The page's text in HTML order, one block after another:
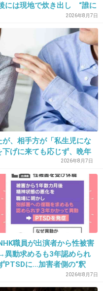
-12
+104 -4
+23 -14
には現地で炊き出し “誰に
も知られなくて良い”と、むし
強まる福祉活動への思い
2026年8月7日
、相手方が「私生児にな
げに来ても応じず、晩年
→「一生復讐になる」「こ
2026年8月7日
職員が出演者から性被害
異動求めるも3年認められ
PTSDに…加害者側の“釈
明”にコラムニスト「納得がい
ない」一方で組織体制の問
2026年8月7日